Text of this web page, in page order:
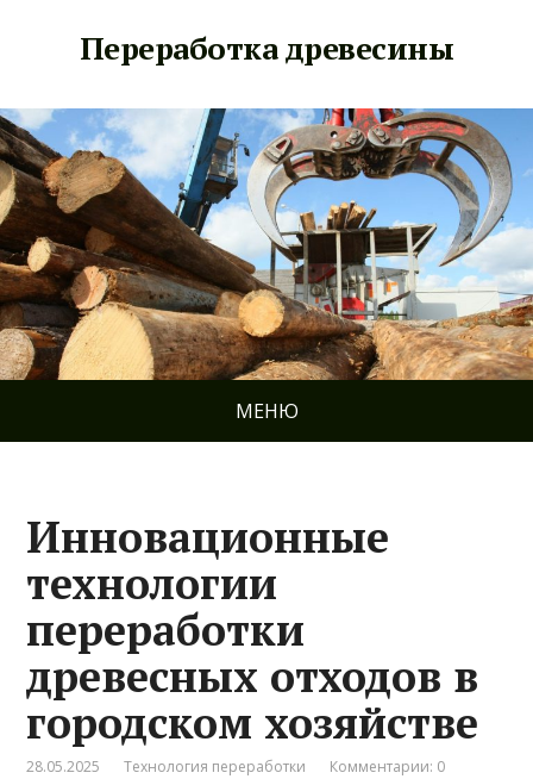
Переработка древесины
МЕНЮ
Инновационные
технологии
переработки
древесных отходов в
городском хозяйстве
28.05.2025 Технология переработки Комментарии: 0